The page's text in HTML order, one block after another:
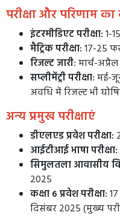
परीक्षा और परिणाम का
इंटरमीडिएट परीक्षा:1-
मैट्रिक परीक्षा:17-25
रिजल्ट जारी:मार्च-
सप्लीमेंट्री परीक्षा:मई-
अवधि में रिजल्ट भी
अन्य प्रमुख परीक्षाएं
डीएलएड प्रवेश परीक्षा:
आईटीआई भाषा परीक्षा:
सिमुलतला आवासीय
2025
कक्षा 6 प्रवेश परीक्षा:
दिसंबर 2025 (मुख्य